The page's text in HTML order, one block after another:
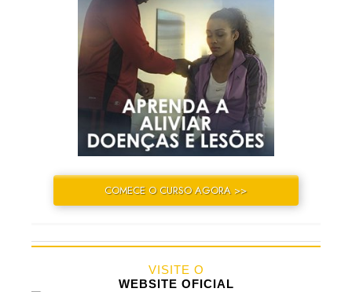
COMECE O CURSO AGORA >>
VISITE O
WEBSITE OFICIAL